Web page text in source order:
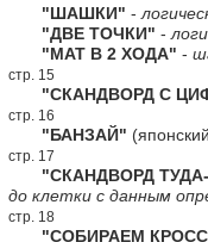
"ШАШКИ" -
"ДВЕ ТОЧКИ" -
"МАТ В 2 ХОДА" -
стр. 15
"СКАНДВОРД С
стр. 16
"БАНЗАЙ"
стр. 17
"СКАНДВОРД
до клетки с данным
стр. 18
"СОБИРАЕМ